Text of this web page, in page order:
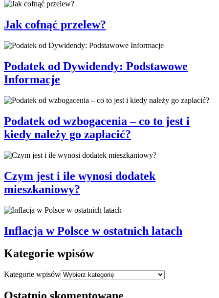
Jak cofnąć przelew?
Podatek od Dywidendy: Podstawowe
Informacje
Podatek od wzbogacenia – co to jest i
kiedy należy go zapłacić?
Czym jest i ile wynosi dodatek
mieszkaniowy?
Inflacja w Polsce w ostatnich latach
Kategorie wpisów
Kategorie wpisów